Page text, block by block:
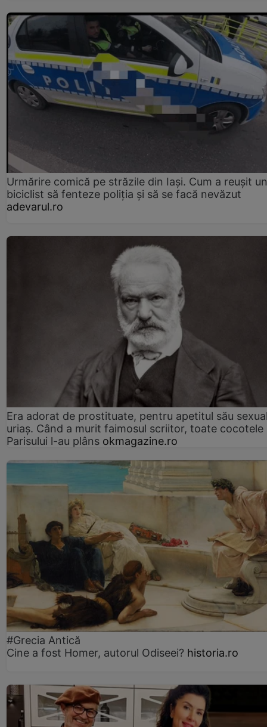
Urmărire comică pe străzile din Iași. Cum a reușit un
biciclist să fenteze poliția și să se facă nevăzut
adevarul.ro
Era adorat de prostituate, pentru apetitul său
uriaș. Când a murit faimosul scriitor, toate cocotele
Parisului l-au plâns okmagazine.ro
#Grecia Antică
Cine a fost Homer, autorul Odiseei? historia.ro